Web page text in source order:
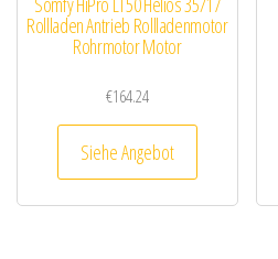
Rollladen Antrieb Rollladenmotor
Rohrmotor Motor
€164.24
Siehe Angebot